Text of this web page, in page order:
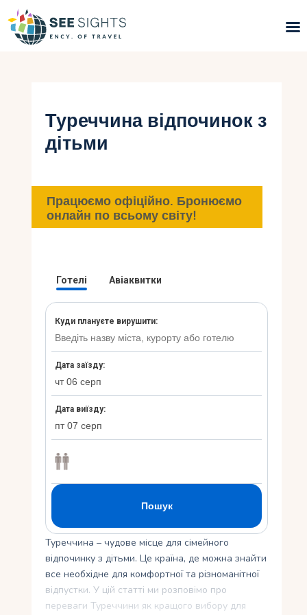
Гарячі тури
Типи Турів
Інфо
Контакти
Туреччина відпочинок з
дітьми
Працюємо офіційно. Бронюємо
онлайн по всьому світу!
Туреччина – чудове місце для сімейного
відпочинку з дітьми. Це країна, де можна знайти
все необхідне для комфортної та різноманітної
відпустки. У цій статті ми розповімо про
переваги Туреччини як кращого вибору для